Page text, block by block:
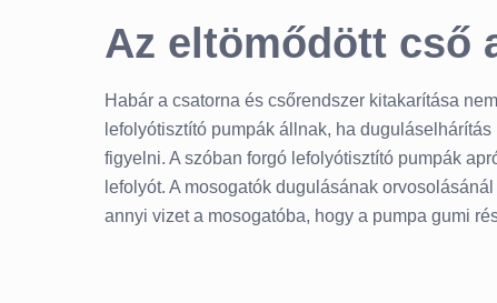
Az eltömődött cső
Habár a csatorna és csőrendszer kitakarítása
lefolyótisztító pumpák állnak, ha
figyelni. A szóban forgó lefolyótisztító pumpák
lefolyót. A mosogatók dugulásának
annyi vizet a mosogatóba, hogy a pumpa gumi